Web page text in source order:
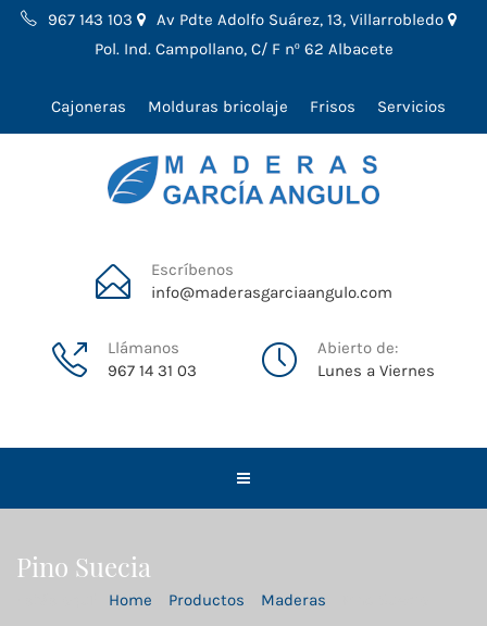
967 143 103
Av Pdte Adolfo Suárez, 13, Villarrobledo
Pol. Ind. Campollano, C/ F nº 62 Albacete
Cajoneras Molduras bricolaje Frisos Servicios
Escríbenos
info@maderasgarciaangulo.com
Llámanos
967 14 31 03
Abierto de:
Lunes a Viernes
Pino Suecia
Home Productos Maderas